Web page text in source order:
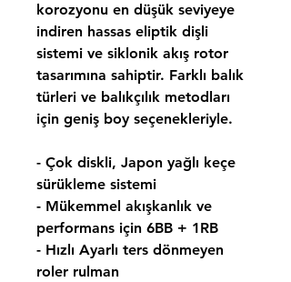
korozyonu en düşük seviyeye
indiren hassas eliptik dişli
sistemi ve siklonik akış rotor
tasarımına sahiptir. Farklı balık
türleri ve balıkçılık metodları
için geniş boy seçenekleriyle.
- Çok diskli, Japon yağlı keçe
sürükleme sistemi
- Mükemmel akışkanlık ve
performans için 6BB + 1RB
- Hızlı Ayarlı ters dönmeyen
roler rulman